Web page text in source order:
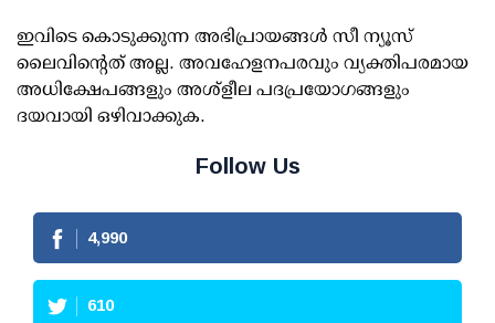
ഇവിടെ കൊടുക്കുന്ന അഭിപ്രായങ്ങള്‍ സീ ന്യൂസ്
ലൈവിന്റെത് അല്ല. അവഹേളനപരവും വ്യക്തിപരമായ
അധിക്ഷേപങ്ങളും അശ്‌ളീല പദപ്രയോഗങ്ങളും
ദയവായി ഒഴിവാക്കുക.
Follow Us
4,990
610